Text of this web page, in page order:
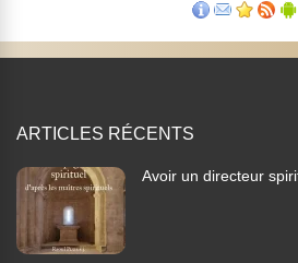
ARTICLES RÉCENTS
Avoir un directeur